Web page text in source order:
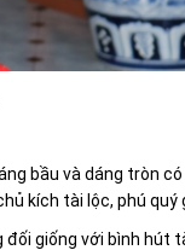
bầu và dáng tròn
kích tài lộc, phú quý
giống với bình hút